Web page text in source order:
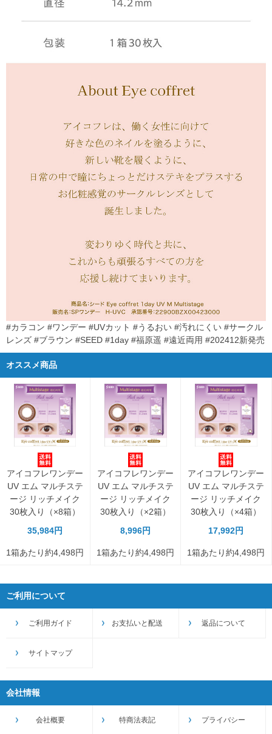
#カラコン #ワンデー #UVカット #うるおい #汚れにくい #サークル
レンズ #ブラウン #SEED #1day #福原遥 #遠近両用 #202412新発売
オススメ商品
アイコフレワンデー
UV エム マルチステ
ージ リッチメイク
30枚入り（×8箱）
35,984円
1箱あたり約4,498円
アイコフレワンデー
UV エム マルチステ
ージ リッチメイク
30枚入り（×2箱）
8,996円
1箱あたり約4,498円
アイコフレワンデー
UV エム マルチステ
ージ リッチメイク
30枚入り（×4箱）
17,992円
1箱あたり約4,498円
ご利用について
ご利用ガイド お支払いと配送 返品について
サイトマップ
会社情報
会社概要 特商法表記 プライバシー